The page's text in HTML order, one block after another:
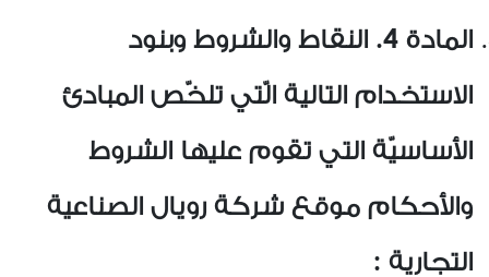
المادة 4. النقاط والشروط وبنود
الاستخدام التالية الّتي تلخّص المبادئ
الأساسيّة التي تقوم عليها الشروط
والأحكام موقع شركة رويال الصناعية
التجارية :